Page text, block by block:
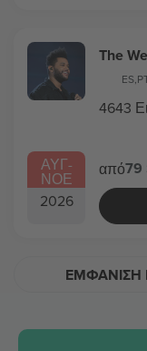
ΑΥΓ-
ΝΟΕ
2026
The
ES,
4643
από79
ΕΜΦΆΝΙΣΗ